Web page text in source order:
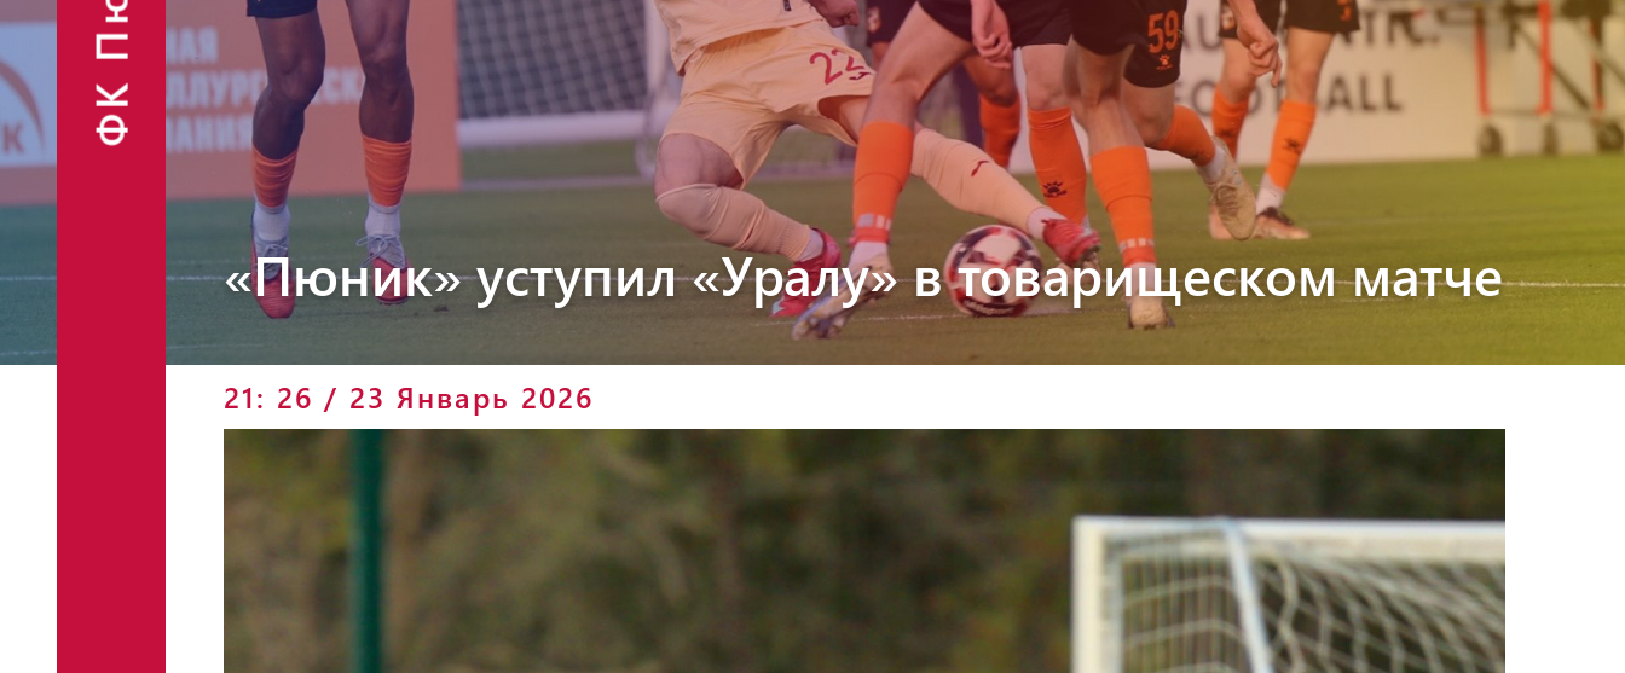
Финансовые
отчёты
Объявления
Контакты
Пюник 2012-2
Фан-шоп
«Пюник» уступил «Уралу» в товарищеском матче
21: 26 / 23 Январь 2026